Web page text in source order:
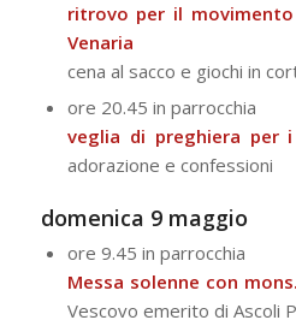
ritrovo per il
Venaria
cena al sacco e giochi in
ore 20.45 in parrocchia
veglia di preghiera per
adorazione e confessioni
domenica 9 maggio
ore 9.45 in parrocchia
Messa solenne con
Vescovo emerito di Ascoli